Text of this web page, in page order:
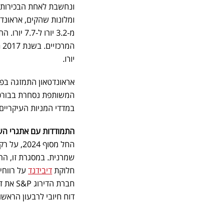
מ-3.2
יורו.
במדדי המניות
התמודדות עם אתגרי
החל
חלוקתדיבידנד